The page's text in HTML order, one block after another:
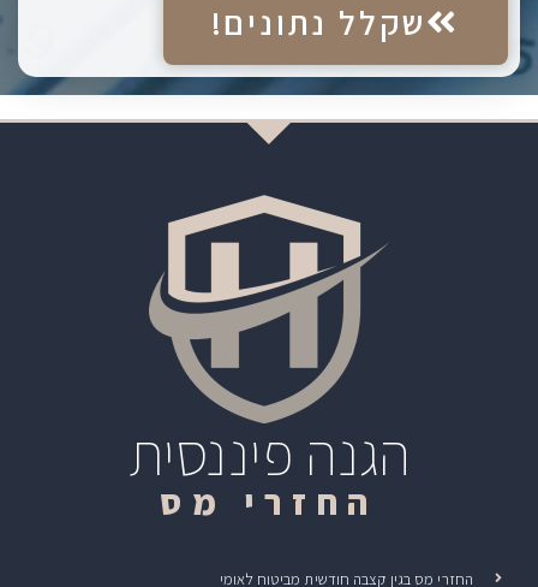
שקלל נתונים!
הגנה פיננסית
החזרי מס
החזרי מס בגין קצבה חודשית מביטוח לאומי